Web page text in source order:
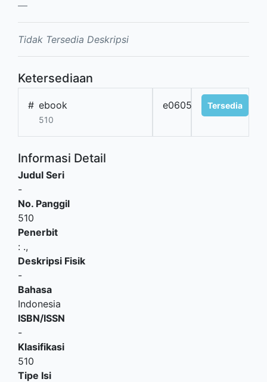
Tidak Tersedia Deskripsi
Ketersediaan
# ebook
510
e0605 Tersedia
Informasi Detail
Judul Seri
-
No. Panggil
510
Penerbit
: .,
Deskripsi Fisik
-
Bahasa
Indonesia
ISBN/ISSN
-
Klasifikasi
510
Tipe Isi